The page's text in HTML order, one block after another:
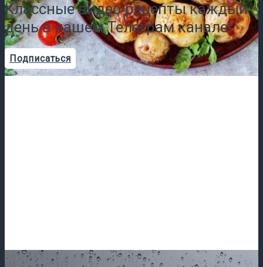
Классные видео рецепты каждый
день в нашем Телеграм канале!
Подписаться